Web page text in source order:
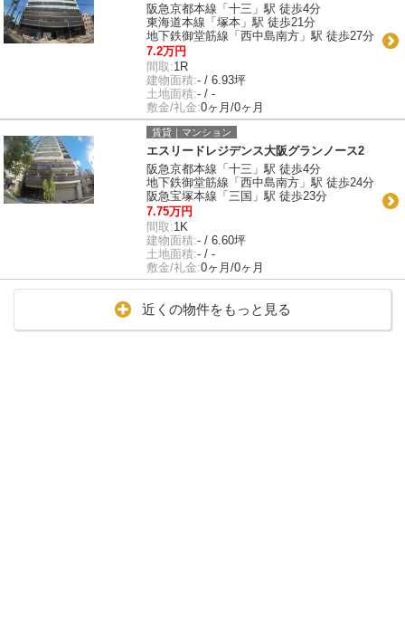
阪急京都本線「十三」駅 徒歩4分
東海道本線「塚本」駅 徒歩21分
地下鉄御堂筋線「西中島南方」駅 徒歩27分
7.2万円
間取:1R
建物面積:- / 6.93坪
土地面積:- / -
敷金/礼金:0ヶ月/0ヶ月
賃貸｜マンション
エスリードレジデンス大阪グランノース2
阪急京都本線「十三」駅 徒歩4分
地下鉄御堂筋線「西中島南方」駅 徒歩24分
阪急宝塚本線「三国」駅 徒歩23分
7.75万円
間取:1K
建物面積:- / 6.60坪
土地面積:- / -
敷金/礼金:0ヶ月/0ヶ月
近くの物件をもっと見る